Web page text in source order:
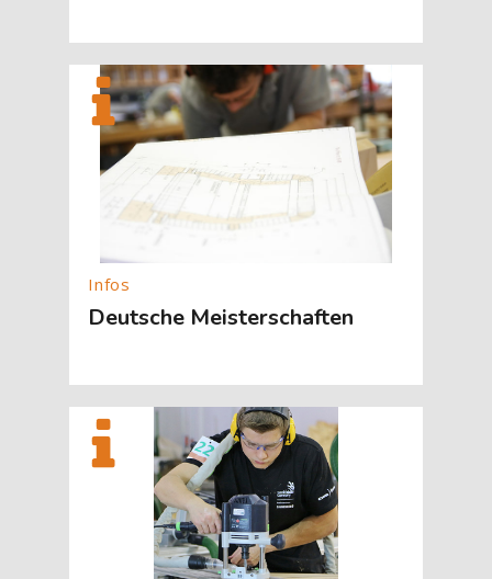
[Cocoon] About (Text with Image) überspringen
Deutsche Meisterschaften
[Cocoon] About (Text with Image) überspringen